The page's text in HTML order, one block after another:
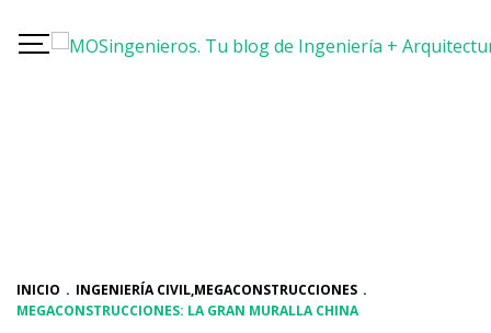
INICIO . INGENIERÍA CIVIL,MEGACONSTRUCCIONES .
MEGACONSTRUCCIONES: LA GRAN MURALLA CHINA